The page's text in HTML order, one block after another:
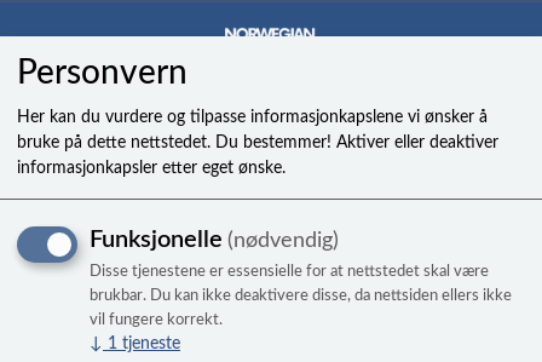
Pute, charcoal gray HotSpot
2020 -
Personvern
Her kan du vurdere og tilpasse informasjonkapslene vi ønsker å
bruke på dette nettstedet. Du bestemmer! Aktiver eller deaktiver
informasjonkapsler etter eget ønske.
Funksjonelle (nødvendig)
Disse tjenestene er essensielle for at nettstedet skal være
brukbar. Du kan ikke deaktivere disse, da nettsiden ellers ikke
vil fungere korrekt.
↓ 1 tjeneste